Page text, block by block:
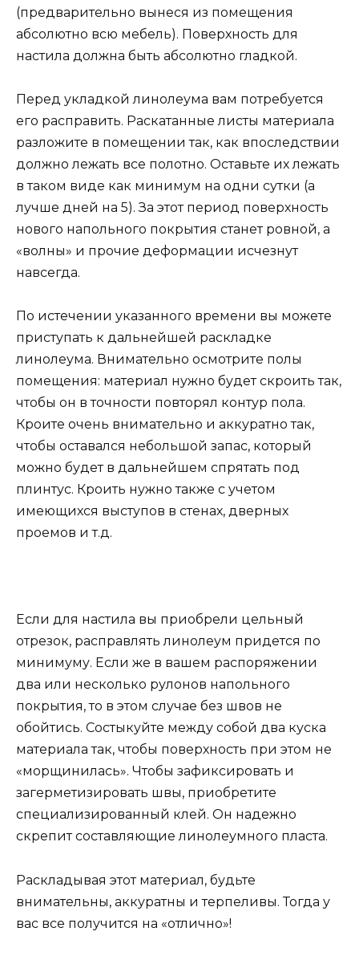
(предварительно вынеся из помещения
абсолютно всю мебель). Поверхность для
настила должна быть абсолютно гладкой.
Перед укладкой линолеума вам потребуется
его расправить. Раскатанные листы материала
разложите в помещении так, как впоследствии
должно лежать все полотно. Оставьте их лежать
в таком виде как минимум на одни сутки (а
лучше дней на 5). За этот период поверхность
нового напольного покрытия станет ровной, а
«волны» и прочие деформации исчезнут
навсегда.
По истечении указанного времени вы можете
приступать к дальнейшей раскладке
линолеума. Внимательно осмотрите полы
помещения: материал нужно будет скроить так,
чтобы он в точности повторял контур пола.
Кроите очень внимательно и аккуратно так,
чтобы оставался небольшой запас, который
можно будет в дальнейшем спрятать под
плинтус. Кроить нужно также с учетом
имеющихся выступов в стенах, дверных
проемов и т.д.
Если для настила вы приобрели цельный
отрезок, расправлять линолеум придется по
минимуму. Если же в вашем распоряжении
два или несколько рулонов напольного
покрытия, то в этом случае без швов не
обойтись. Состыкуйте между собой два куска
материала так, чтобы поверхность при этом не
«морщинилась». Чтобы зафиксировать и
загерметизировать швы, приобретите
специализированный клей. Он надежно
скрепит составляющие линолеумного пласта.
Раскладывая этот материал, будьте
внимательны, аккуратны и терпеливы. Тогда у
вас все получится на «отлично»!